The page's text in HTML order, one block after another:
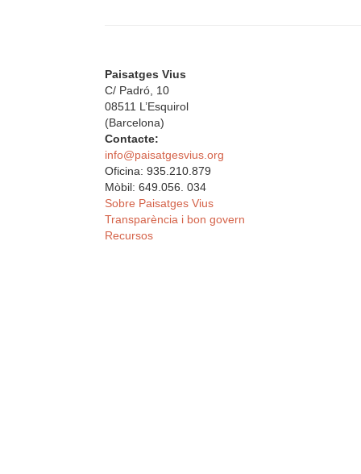
Paisatges Vius
C/ Padró, 10
08511 L’Esquirol
(Barcelona)
Contacte:
info@paisatgesvius.org
Oficina: 935.210.879
Mòbil: 649.056. 034
Sobre Paisatges Vius
Transparència i bon govern
Recursos